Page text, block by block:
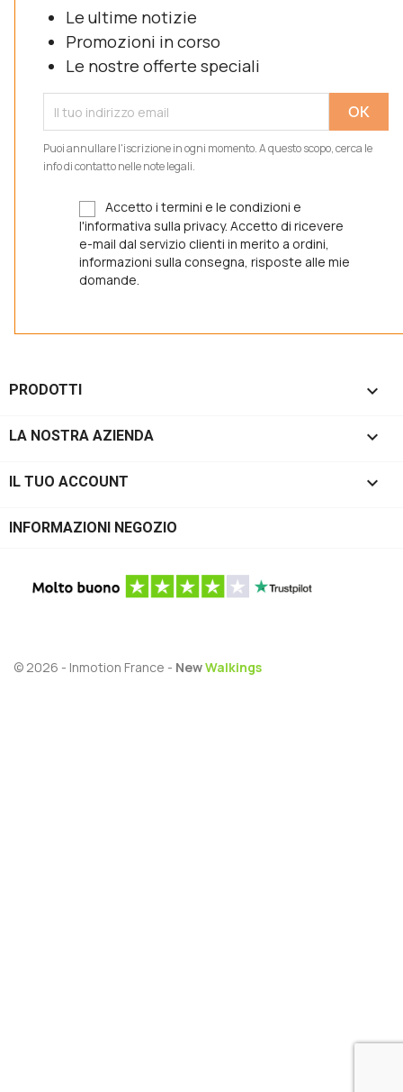
Le ultime notizie
Promozioni in corso
Le nostre offerte speciali
Puoi annullare l'iscrizione in ogni momento. A questo scopo, cerca le
info di contatto nelle note legali.
Accetto i termini e le condizioni e
l'informativa sulla privacy. Accetto di ricevere
e-mail dal servizio clienti in merito a ordini,
informazioni sulla consegna, risposte alle mie
domande.
PRODOTTI 
LA NOSTRA AZIENDA 
IL TUO ACCOUNT 
INFORMAZIONI NEGOZIO
© 2026 - Inmotion France - NewWalkings